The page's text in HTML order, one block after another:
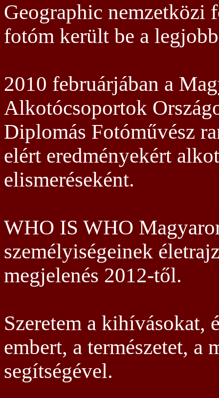
Geographic nemzetközi
fotóm került be a
2010 februárjában a
Alkotócsoportok
Diplomás Fotóművész
elért eredményekért
elismeréseként.
WHO IS WHO
személyiségeinek
megjelenés 2012-től.
Szeretem a kihívásokat,
embert, a természetet, a
segítségével.